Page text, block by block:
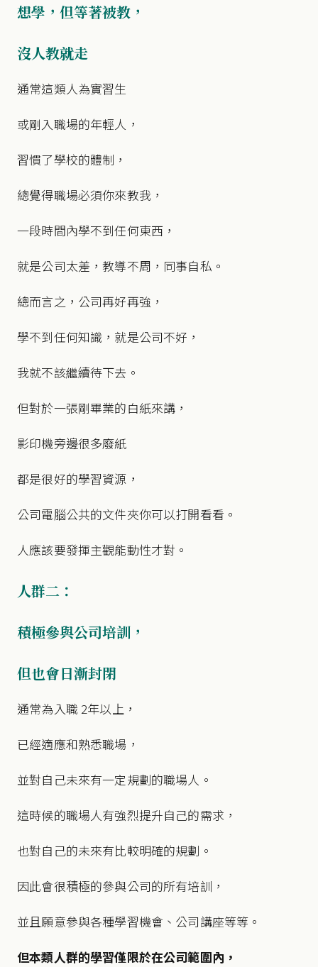
想學，但等著被教，
沒人教就走
通常這類人為實習生
或剛入職場的年輕人，
習慣了學校的體制，
總覺得職場必須你來教我，
一段時間內學不到任何東西，
就是公司太差，教導不周，同事自私。
總而言之，公司再好再強，
學不到任何知識，就是公司不好，
我就不該繼續待下去。
但對於一張剛畢業的白紙來講，
影印機旁邊很多廢紙
都是很好的學習資源，
公司電腦公共的文件夾你可以打開看看。
人應該要發揮主觀能動性才對。
人群二：
積極參與公司培訓，
但也會日漸封閉
通常為入職 2年以上，
已經適應和熟悉職場，
並對自己未來有一定規劃的職場人。
這時候的職場人有強烈提升自己的需求，
也對自己的未來有比較明確的規劃。
因此會很積極的參與公司的所有培訓，
並且願意參與各種學習機會、公司講座等等。
但本類人群的學習僅限於在公司範圍內，